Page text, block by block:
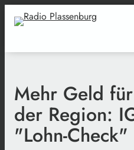
Mehr Geld
der Region:
"Lohn-Check"